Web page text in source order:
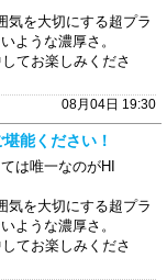
気を大切にする超プラ
ような濃厚さ。
てお楽しみくださ
08月04日 19:30
能ください！
は唯一なのがHI
気を大切にする超プラ
ような濃厚さ。
てお楽しみくださ